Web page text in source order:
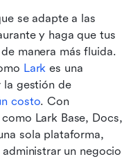
se adapte a las
y haga que tus
manera más fluida.
Lark es una
la gestión de
costo. Con
Lark Base, Docs,
sola plataforma,
un negocio